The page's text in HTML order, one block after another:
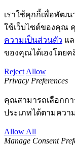
เราใช้คุกกี้เพื่อพัฒ
ใช้เว็บไซต์ของคุณ
ความเป็นส่วนตัว แ
ของคุณได้เองโดยค
Reject Allow
Privacy Preferences
คุณสามารถเลือกก
ประเภทได้ตามควา
Allow All
Manage Consent